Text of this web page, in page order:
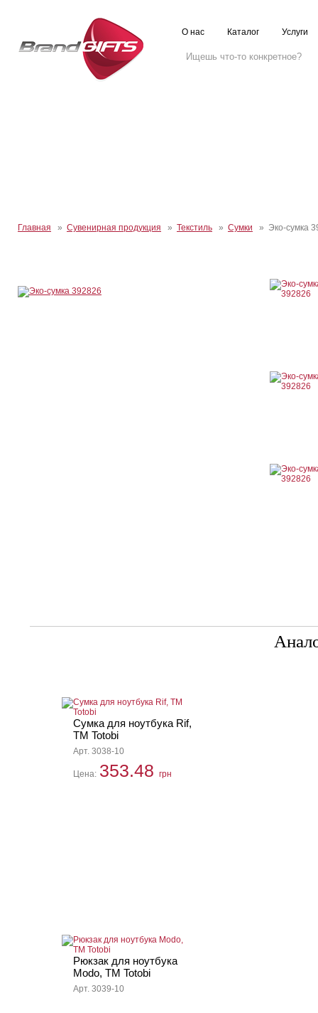
О нас Каталог Услуги
Главная » Сувенирная продукция » Текстиль » Сумки » Эко-сумка
Сумка для ноутбука Rif,
TM Totobi
Арт. 3038-10
Цена: 353.48 грн
Рюкзак для ноутбука
Modo, TM Totobi
Арт. 3039-10